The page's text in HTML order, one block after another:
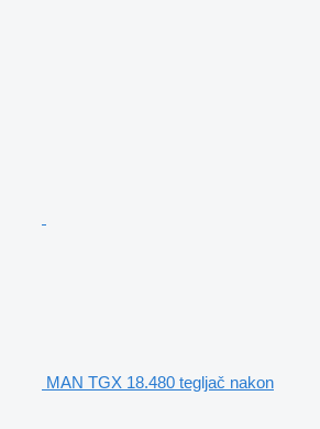
MAN TGX 18.480 tegljač nakon